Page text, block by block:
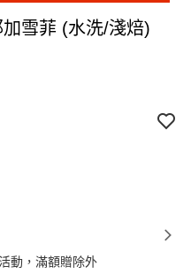
加雪菲 (水洗/淺焙)
動，滿額贈除外